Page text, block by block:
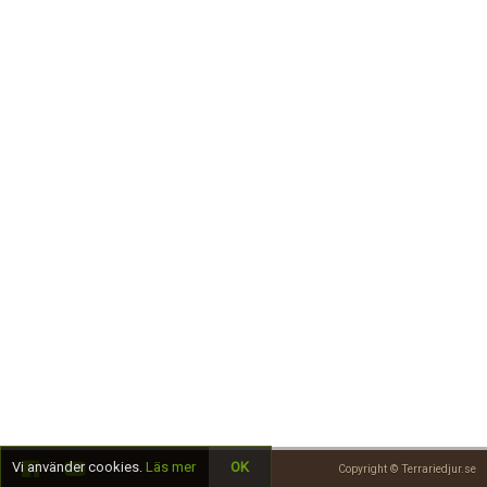
Copyright © Terrariedjur.se
Vi använder cookies. Läs mer OK